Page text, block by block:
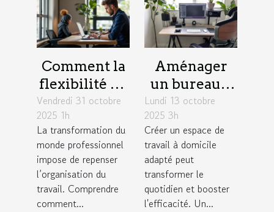
Comment la
flexibilité du
travail
influence la
productivité
des équipes ?
Vendredi 31 octobre
2025 1h
La transformation du
monde professionnel
impose de repenser
l’organisation du
travail. Comprendre
comment...
Aménager
un bureau à
domicile :
astuces pour
combiner
confort et
productivité
Lundi 13 octobre
2025 3h
Créer un espace de
travail à domicile
adapté peut
transformer le
quotidien et booster
l'efficacité. Un...